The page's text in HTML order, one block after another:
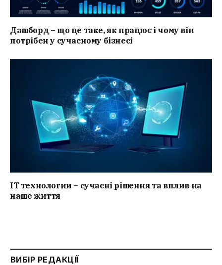
Дашборд – що це таке, як працює і чому він
потрібен у сучасному бізнесі
IT технологии – сучасні рішення та вплив на
наше життя
ВИБІР РЕДАКЦІЇ